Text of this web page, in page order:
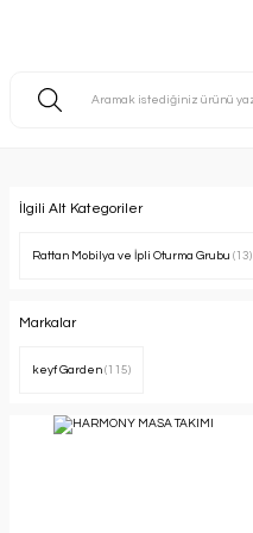
İlgili Alt Kategoriler
Rattan Mobilya ve İpli Oturma Grubu (13)
Markalar
keyf Garden (115)